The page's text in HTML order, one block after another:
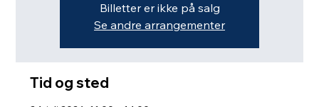
Billetter er ikke på salg
Se andre arrangementer
Tid og sted